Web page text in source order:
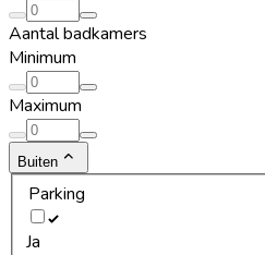
Aantal badkamers
Minimum
Maximum
Buiten
Parking
Ja